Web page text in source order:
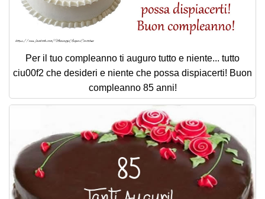
Per il tuo compleanno ti auguro tutto e niente... tutto
ciu00f2 che desideri e niente che possa dispiacerti! Buon
compleanno 85 anni!